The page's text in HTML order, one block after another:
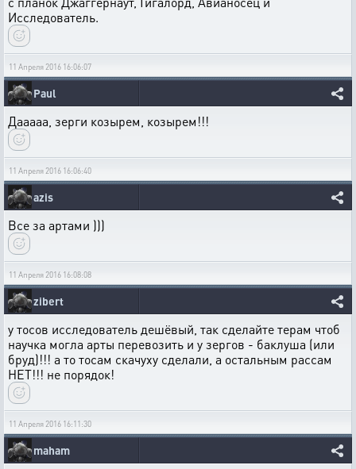
Исследователь.
11 Апреля 2016 16:06:07
Paul
Дааааа, зерги козырем, козырем!!!
11 Апреля 2016 16:06:40
azis
Все за артами )))
11 Апреля 2016 16:08:08
zibert
у тосов исследователь дешёвый, так сделайте терам чтоб
научка могла арты перевозить и у зергов - баклуша (или
бруд)!!! а то тосам скачуху сделали, а остальным рассам
НЕТ!!! не порядок!
11 Апреля 2016 16:11:30
maham